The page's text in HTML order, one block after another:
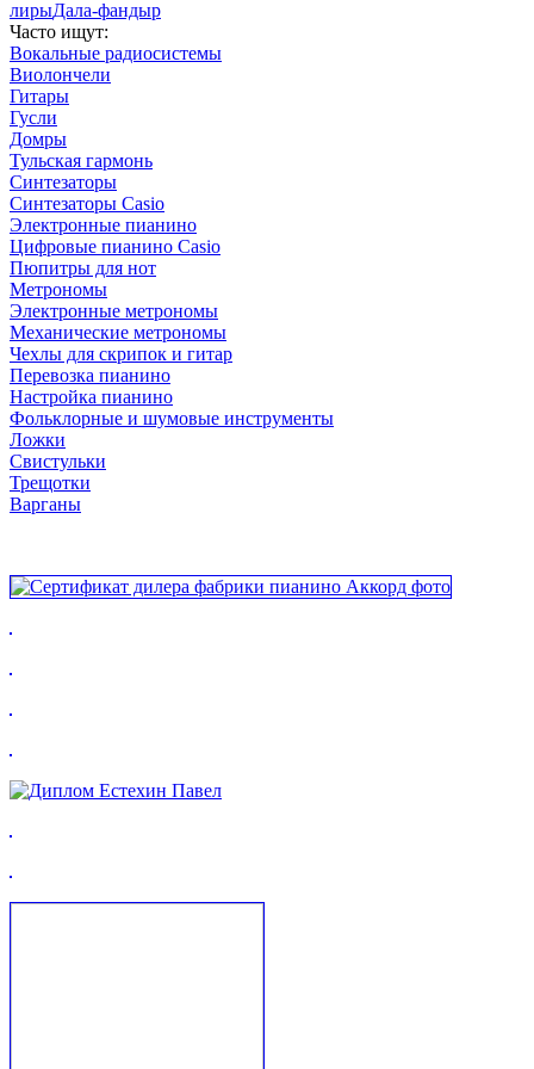
лирыДала-фандыр
Часто ищут:
Вокальные радиосистемы
Виолончели
Гитары
Гусли
Домры
Тульская гармонь
Синтезаторы
Синтезаторы Casio
Электронные пианино
Цифровые пианино Casio
Пюпитры для нот
Метрономы
Электронные метрономы
Механические метрономы
Чехлы для скрипок и гитар
Перевозка пианино
Настройка пианино
Фольклорные и шумовые инструменты
Ложки
Свистульки
Трещотки
Варганы